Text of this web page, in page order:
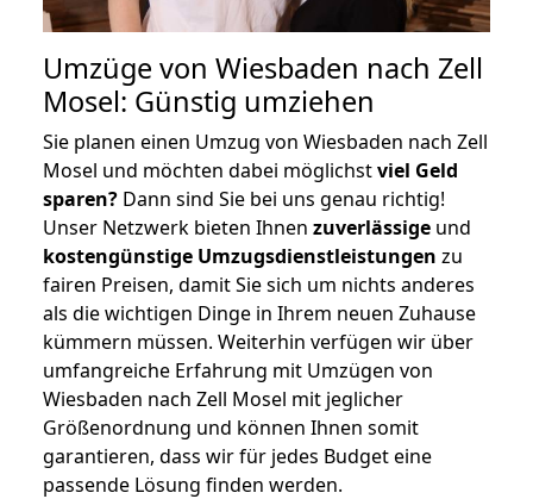
Umzüge von Wiesbaden nach Zell
Mosel: Günstig umziehen
Sie planen einen Umzug von Wiesbaden nach Zell
Mosel und möchten dabei möglichstviel Geld
sparen? Dann sind Sie bei uns genau richtig!
Unser Netzwerk bieten Ihnen zuverlässige und
kostengünstige Umzugsdienstleistungen zu
fairen Preisen, damit Sie sich um nichts anderes
als die wichtigen Dinge in Ihrem neuen Zuhause
kümmern müssen. Weiterhin verfügen wir über
umfangreiche Erfahrung mit Umzügen von
Wiesbaden nach Zell Mosel mit jeglicher
Größenordnung und können Ihnen somit
garantieren, dass wir für jedes Budget eine
passende Lösung finden werden.